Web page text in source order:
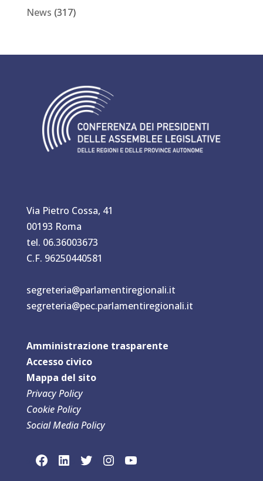
News (317)
Via Pietro Cossa, 41
00193 Roma
tel. 06.36003673
C.F. 96250440581
segreteria@parlamentiregionali.it
segreteria@pec.parlamentiregionali.it
Amministrazione trasparente
Accesso civico
Mappa del sito
Privacy Policy
Cookie Policy
Social Media Policy
link social Facebook
link sociaLinkedln
link social Twitterlink social Instagram
link social YouTube